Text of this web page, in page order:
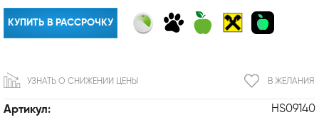
Артикул: HS09140
КУПИТЬ В РАССРОЧКУ
В ЖЕЛАНИЯ
УЗНАТЬ О СНИЖЕНИИ ЦЕНЫ